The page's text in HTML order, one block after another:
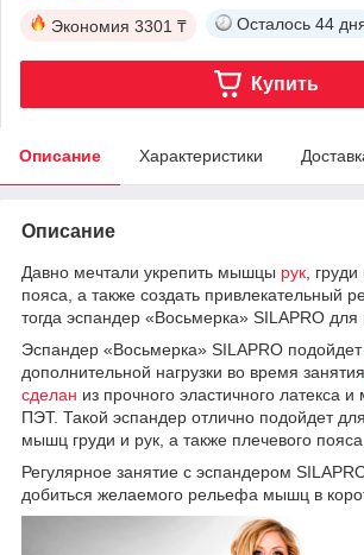
Экономия 3301 ₸ Осталось 44
Купить
Описание Характеристики
Описание
Давно мечтали укрепить мышцы рук ,
пояса, а также создать привлекательный
тогда эспандер «Восьмерка» SILAPRO для
Эспандер «Восьмерка» SILAPRO подойдет
дополнительной нагрузки во время занятия
сделан из прочного эластичного латекса и
ПЭТ. Такой эспандер отлично подойдет
мышц груди и рук, а также плечевого пояса.
Регулярное занятие с эспандером
добиться желаемого рельефа мышц в